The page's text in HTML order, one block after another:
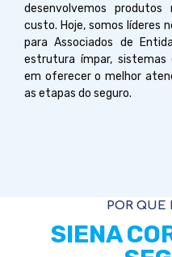
desenvolvemos
custo. Hoje, somos líderes
para Associados de
estrutura ímpar, sistemas
em oferecer o melhor
as etapas do seguro.
POR QUE
SIENA